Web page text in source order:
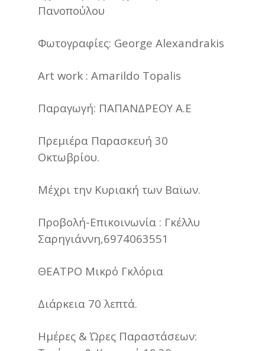
Πανοπούλου
Φωτογραφίες: George Alexandrakis
Art work : Amarildo Topalis
Παραγωγή: ΠΑΠΑΝΔΡΕΟΥ Α.Ε
Πρεμιέρα Παρασκευή 30
Οκτωβρίου.
Μέχρι την Κυριακή των Βαϊων.
Προβολή-Επικοινωνία : Γκέλλυ
Σαρηγιάννη,6974063551
ΘΕΑΤΡΟ Μικρό Γκλόρια
Διάρκεια 70 λεπτά.
Ημέρες & Ώρες Παραστάσεων: